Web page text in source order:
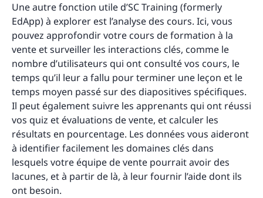
Une autre fonction utile d’SC Training (formerly
EdApp) à explorer est l’analyse des cours. Ici, vous
pouvez approfondir votre cours de formation à la
vente et surveiller les interactions clés, comme le
nombre d’utilisateurs qui ont consulté vos cours, le
temps qu’il leur a fallu pour terminer une leçon et le
temps moyen passé sur des diapositives spécifiques.
Il peut également suivre les apprenants qui ont réussi
vos quiz et évaluations de vente, et calculer les
résultats en pourcentage. Les données vous aideront
à identifier facilement les domaines clés dans
lesquels votre équipe de vente pourrait avoir des
lacunes, et à partir de là, à leur fournir l’aide dont ils
ont besoin.